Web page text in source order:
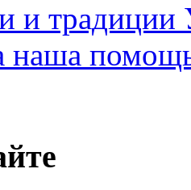
и традиции
наша